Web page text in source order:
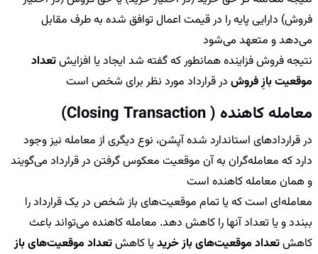
فروش) دارایی پایه را در قیمت اعمال توافق شده به طرف مقابل
می‌دهد و متعهد می‌شود
نتیجه فروش فزاینده همانطور که گفته شد ایجاد یا افزایشتعداد
موقعیت بازِ فروش در قرارداد مورد نظر برای شخص است
معامله کاهنده ( Closing Transaction)
در قراردادهای استاندارد شده آپشن، نوع دیگری از معامله نیز وجود
دارد که معامله‌گران به آن موقعیت معکوسگرفتن
در قرارداد می‎‌گویند
و همان معامله کاهنده است
معامله‌ای است که یا تمام موقعیت‌های باز شخص در یک قرارداد را
ببندد و یا تعداد آنها را کاهش دهد. معامله کاهنده می‌تواند باعث
کاهشتعداد موقعیت‌های باز خریدیا کاهشتعداد موقعیت‌های باز